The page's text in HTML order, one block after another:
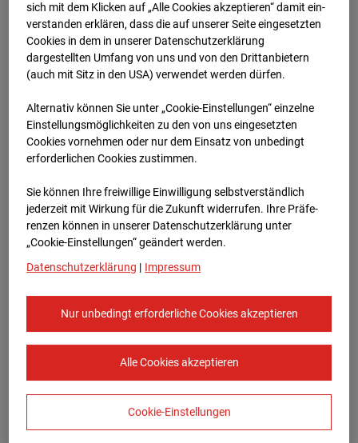
01.07.2026 07:30
01.07.2026 07:45
sich mit dem Klicken auf „Alle Cookies akzeptieren“ damit ein­
ver­standen erklären, dass die auf unserer Seite eingesetzten
Cookies in dem in unserer Datenschutzerklärung
dargestellten Umfang von uns und von den Drittanbietern
(auch mit Sitz in den USA) verwendet werden dürfen.
Alternativ können Sie unter „Cookie-Einstellungen“ einzelne
Einstellungsmöglichkeiten zu den von uns eingesetzten
Cookies vornehmen oder nur dem Einsatz von unbedingt
erforderlichen Cookies zustimmen.
Sie können Ihre freiwillige Einwilligung selbstverständlich
jederzeit mit Wirkung für die Zukunft widerrufen. Ihre Prä­fe­
renzen können in unserer Datenschutzerklärung unter
„Cookie-Einstellungen“ geändert werden.
Datenschutzerklärung | Impressum
Nur unbedingt erforderliche Cookies akzeptieren
Alle Cookies akzeptieren
Cookie-Einstellungen